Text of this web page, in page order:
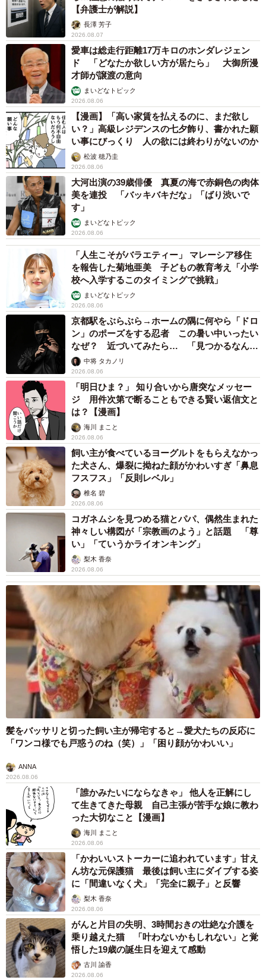
【弁護士が解説】
長澤 芳子
2026.08.07
愛車は総走行距離17万キロのホンダレジェン
ド 「どなたか欲しい方が居たら」 大御所漫
才師が譲渡の意向
まいどなトピック
2026.08.06
【漫画】「高い家賃を払えるのに、まだ欲し
い？」高級レジデンスの七夕飾り、書かれた願
い事にびっくり 人の欲には終わりがないのか
松波 穂乃圭
2026.08.06
大河出演の39歳俳優 真夏の海で赤銅色の肉体
美を連投 「バッキバキだな」「ばり渋いで
す」
まいどなトピック
2026.08.06
「人生こそがバラエティー」 マレーシア移住
を報告した菊地亜美 子どもの教育考え「小学
校へ入学するこのタイミングで挑戦」
まいどなトピック
2026.08.06
京都駅をぶらぶら→ホームの隅に何やら「ドロ
ン」のポーズをする忍者 この暑い中いったい
なぜ？ 近づいてみたら… 「見つかるなんて
未熟」中将 タカノリ
2026.08.06
「明日ひま？」 知り合いから唐突なメッセー
ジ 用件次第で断ることもできる賢い返信文と
は？【漫画】
海川 まこと
2026.08.06
飼い主が食べているヨーグルトをもらえなかっ
た犬さん、爆裂に拗ねた顔がかわいすぎ「鼻息
フスフス」「反則レベル」
椎名 碧
2026.08.06
コガネムシを見つめる猫とパパ、偶然生まれた
神々しい構図が「宗教画のよう」と話題 「尊
い」「ていうかライオンキング」
梨木 香奈
2026.08.06
髪をバッサリと切った飼い主が帰宅すると→愛犬たちの反応に
「ワンコ様でも戸惑うのね（笑）」「困り顔がかわいい」
ANNA
2026.08.06
「誰かみたいにならなきゃ」 他人を正解にし
て生きてきた母親 自己主張が苦手な娘に教わ
った大切なこと【漫画】
海川 まこと
2026.08.06
「かわいいストーカーに追われています」甘え
ん坊な元保護猫 最後は飼い主にダイブする姿
に「間違いなく犬」「完全に親子」と反響
梨木 香奈
2026.08.06
がんと片目の失明、3時間おきの壮絶な介護を
乗り越えた猫 「叶わないかもしれない」と覚
悟した19歳の誕生日を迎えて感動
古川 諭香
2026.08.06